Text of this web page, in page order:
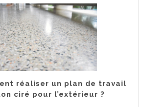
réaliser un plan de travail
ciré pour l’extérieur ?